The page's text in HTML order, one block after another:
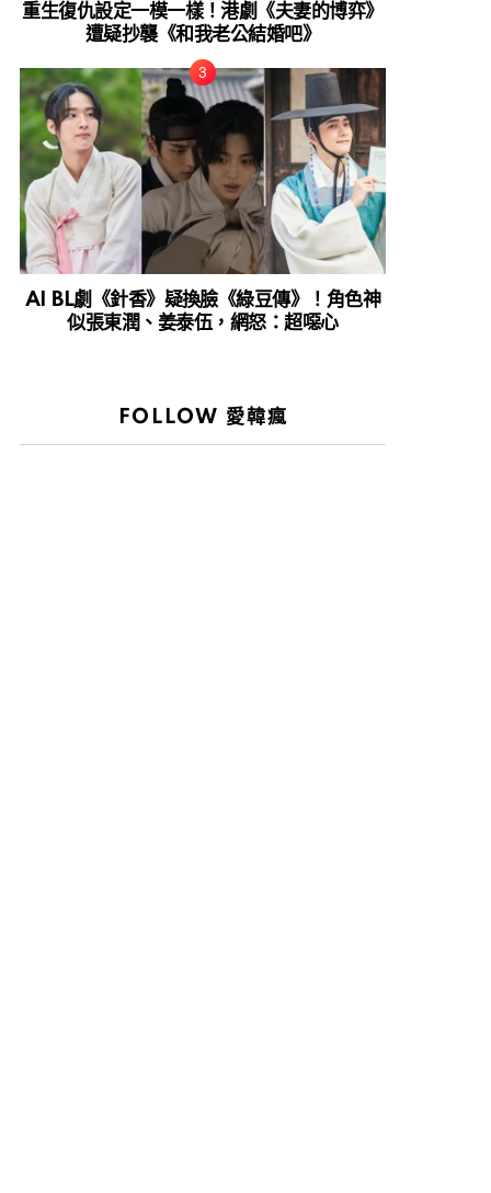
重生復仇設定一模一樣！港劇《夫妻的博弈》
遭疑抄襲《和我老公結婚吧》
AI BL劇《針香》疑換臉《綠豆傳》！角色神
似張東潤、姜泰伍，網怒：超噁心
FOLLOW 愛韓瘋